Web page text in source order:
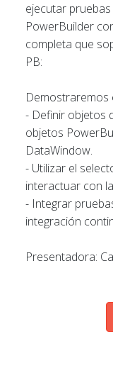
ejecutar
PowerBuilder
completa que
PB:
Demostraremos
- Definir objetos
objetos
DataWindow.
- Utilizar el
interactuar con
- Integrar
integración
Presentadora: